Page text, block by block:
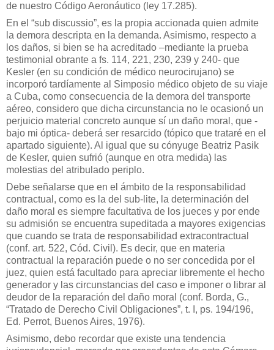
de nuestro Código Aeronáutico (ley 17.285).
En el “sub discussio”, es la propia accionada quien admite
la demora descripta en la demanda. Asimismo, respecto a
los daños, si bien se ha acreditado –mediante la prueba
testimonial obrante a fs. 114, 221, 230, 239 y 240- que
Kesler (en su condición de médico neurocirujano) se
incorporó tardíamente al Simposio médico objeto de su viaje
a Cuba, como consecuencia de la demora del transporte
aéreo, considero que dicha circunstancia no le ocasionó un
perjuicio material concreto aunque sí un daño moral, que -
bajo mi óptica- deberá ser resarcido (tópico que trataré en el
apartado siguiente). Al igual que su cónyuge Beatriz Pasik
de Kesler, quien sufrió (aunque en otra medida) las
molestias del atribulado periplo.
Debe señalarse que en el ámbito de la responsabilidad
contractual, como es la del sub-lite, la determinación del
daño moral es siempre facultativa de los jueces y por ende
su admisión se encuentra supeditada a mayores exigencias
que cuando se trata de responsabilidad extracontractual
(conf. art. 522, Cód. Civil). Es decir, que en materia
contractual la reparación puede o no ser concedida por el
juez, quien está facultado para apreciar libremente el hecho
generador y las circunstancias del caso e imponer o librar al
deudor de la reparación del daño moral (conf. Borda, G.,
“Tratado de Derecho Civil Obligaciones”, t. I, ps. 194/196,
Ed. Perrot, Buenos Aires, 1976).
Asimismo, debo recordar que existe una tendencia